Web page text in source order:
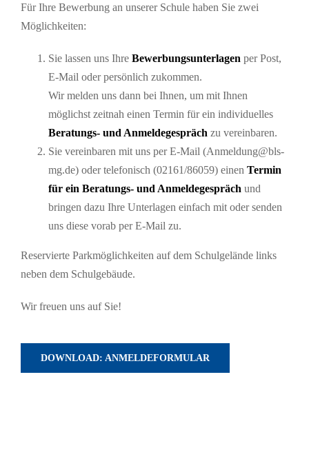
Für Ihre Bewerbung an unserer Schule haben Sie zwei
Möglichkeiten:
Sie lassen uns Ihre Bewerbungsunterlagen per Post,
E-Mail oder persönlich zukommen.
Wir melden uns dann bei Ihnen, um mit Ihnen
möglichst zeitnah einen Termin für ein individuelles
Beratungs- und Anmeldegespräch zu vereinbaren.
Sie vereinbaren mit uns per E-Mail (Anmeldung@bls-
mg.de) oder telefonisch (02161/86059) einen Termin
für ein Beratungs- und Anmeldegespräch und
bringen dazu Ihre Unterlagen einfach mit oder senden
uns diese vorab per E-Mail zu.
Reservierte Parkmöglichkeiten auf dem Schulgelände links
neben dem Schulgebäude.
Wir freuen uns auf Sie!
DOWNLOAD: ANMELDEFORMULAR